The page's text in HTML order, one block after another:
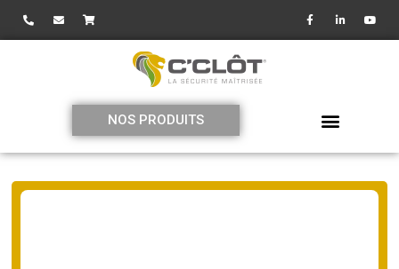
NOS PRODUITS